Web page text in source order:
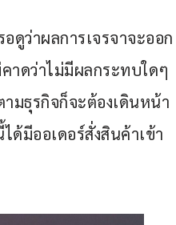
ดูว่าผลการเจรจาจะออก
าดว่าไม่มีผลกระทบใดๆ
มธุรกิจก็จะต้องเดินหน้า
ด้มีออเดอร์สั่งสินค้าเข้า